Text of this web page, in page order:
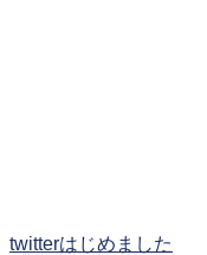
twitterはじめました